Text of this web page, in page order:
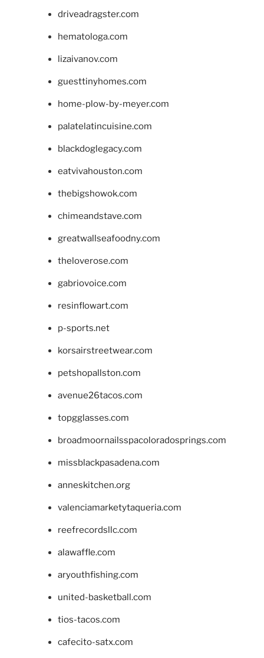
driveadragster.com
hematologa.com
lizaivanov.com
guesttinyhomes.com
home-plow-by-meyer.com
palatelatincuisine.com
blackdoglegacy.com
eatvivahouston.com
thebigshowok.com
chimeandstave.com
greatwallseafoodny.com
theloverose.com
gabriovoice.com
resinflowart.com
p-sports.net
korsairstreetwear.com
petshopallston.com
avenue26tacos.com
topgglasses.com
broadmoornailsspacoloradosprings.com
missblackpasadena.com
anneskitchen.org
valenciamarketytaqueria.com
reefrecordsllc.com
alawaffle.com
aryouthfishing.com
united-basketball.com
tios-tacos.com
cafecito-satx.com